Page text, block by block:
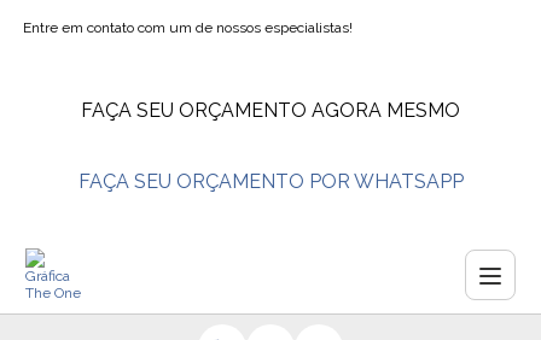
Entre em contato com um de nossos especialistas!
FAÇA SEU ORÇAMENTO AGORA MESMO
FAÇA SEU ORÇAMENTO POR WHATSAPP